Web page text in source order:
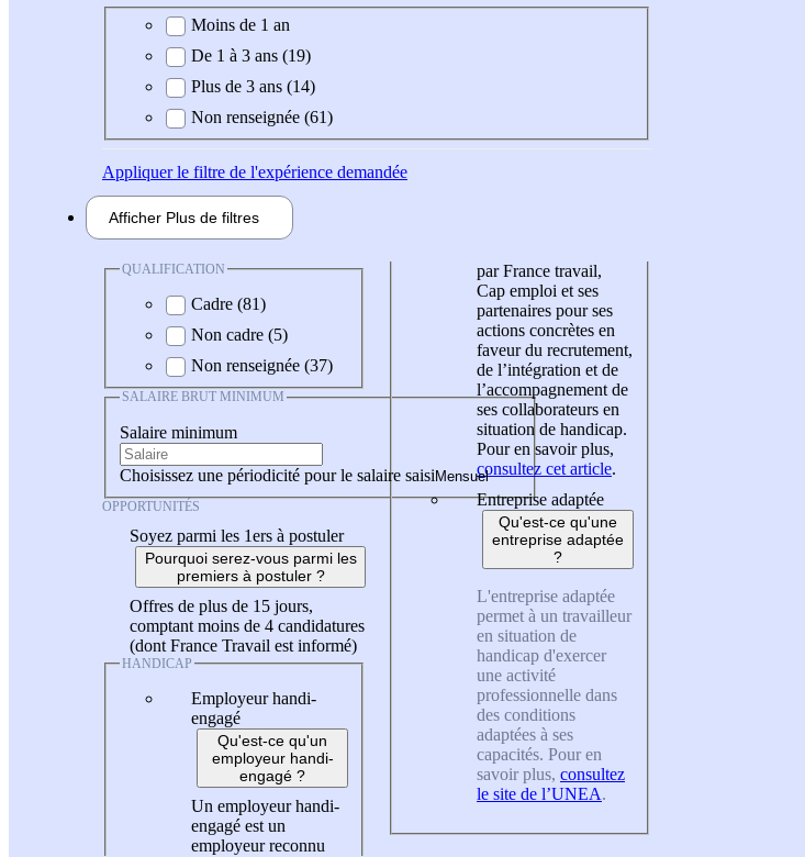
Expérience demandée
Moins de 1 an
De 1 à 3 ans (19)
Plus de 3 ans (14)
Non renseignée (61)
Appliquerle filtre de l'expérience demandée
Afficher Plus de filtres
QUALIFICATION
Cadre (81)
Non cadre (5)
Non renseignée (37)
SALAIRE BRUT MINIMUM
Salaire minimum
Choisissez une périodicité pour le salaire saisi
OPPORTUNITÉS
Soyez parmi les 1ers à postuler
Pourquoi serez-vous parmi les
premiers à postuler ?
Offres de plus de 15 jours,
comptant moins de 4 candidatures
(dont France Travail est informé)
HANDICAP
Employeur handi-
engagé
Qu'est-ce qu'un
employeur handi-
engagé ?
Un employeur handi-
engagé est un
employeur reconnu
par France travail,
Cap emploi et ses
partenaires pour ses
actions concrètes en
faveur du recrutement,
de l’intégration et de
l’accompagnement de
ses collaborateurs en
situation de handicap.
Pour en savoir plus,
consultez cet article.
Entreprise adaptée
Qu'est-ce qu'une
entreprise adaptée
?
L'entreprise adaptée
permet à un travailleur
en situation de
handicap d'exercer
une activité
professionnelle dans
des conditions
adaptées à ses
capacités. Pour en
savoir plus, consultez
le site de l’UNEA.